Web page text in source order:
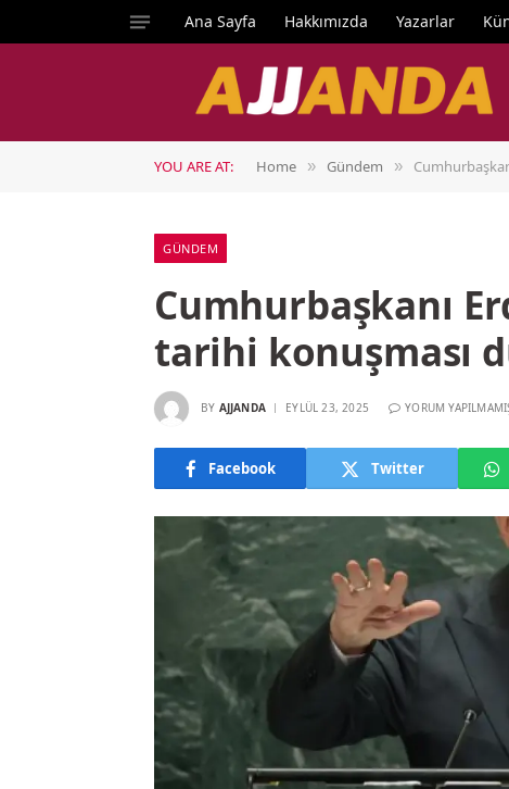
Ana Sayfa Hakkımızda Yazarlar
YOU ARE AT: Home » Gündem »
GÜNDEM
Cumhurbaşkanı
tarihi konuşması
BY AJJANDA EYLÜL 23, 2025 YORUM
Facebook Twitter